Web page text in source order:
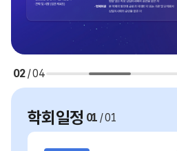
02/04
학회일정 01 /01